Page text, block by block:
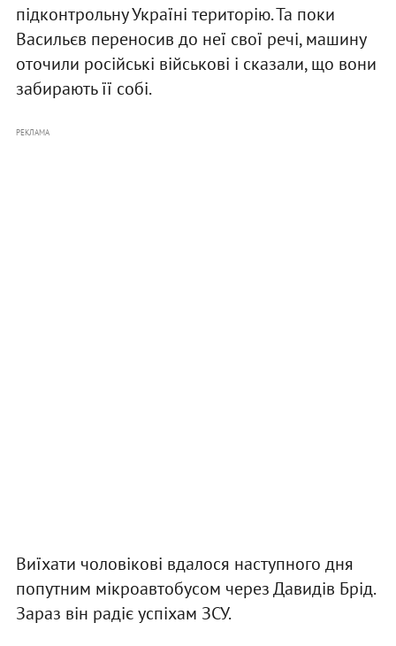
підконтрольну Україні територію. Та поки
Васильєв переносив до неї свої речі, машину
оточили російські військові і сказали, що вони
забирають її собі.
РЕКЛАМА
Виїхати чоловікові вдалося наступного дня
попутним мікроавтобусом через Давидів Брід.
Зараз він радіє успіхам ЗСУ.